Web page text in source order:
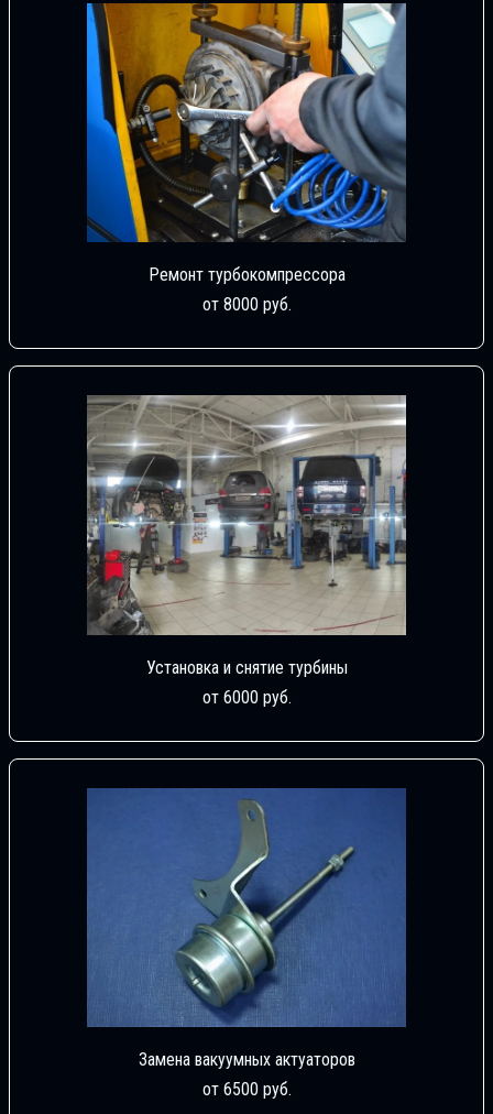
Ремонт турбокомпрессора
от 8000 руб.
Установка и снятие турбины
от 6000 руб.
Замена вакуумных актуаторов
от 6500 руб.